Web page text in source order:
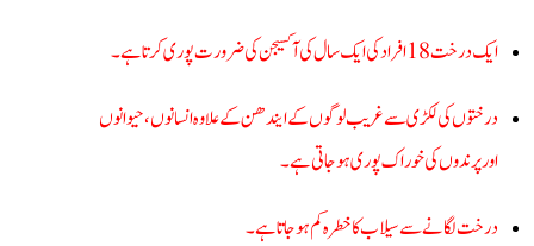
ایک درخت 18افراد کی ایک سال کی آکسیجن کی ضرورت پوری کرتا ہے۔
درختوں کی لکڑی سے غریب لوگوں کے ایندھن کے علاوہ انسانوں، حیوانوں
اور پرندوں کی خوراک پوری ہوجاتی ہے۔
درخت لگانے سے سیلاب کا خطرہ کم ہوجاتا ہے۔